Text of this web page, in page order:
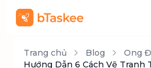
Trang chủ Blog
Ong
Hướng Dẫn 6 Cách Vẽ Tranh